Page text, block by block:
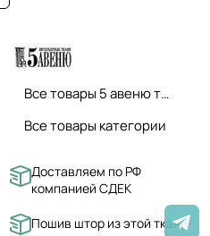
Все товары 5 авеню ткани
Все товары категории
Доставляем по РФ
компанией СДЕК
Пошив штор из этой ткани